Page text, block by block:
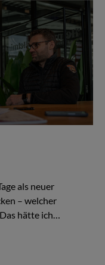
als neuer
– welcher
hätte ich…